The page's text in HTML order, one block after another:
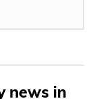
news in